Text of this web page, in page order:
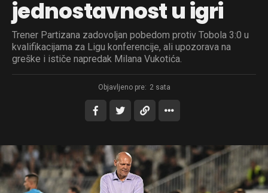
jednostavnost u igri
Trener Partizana zadovoljan pobedom protiv Tobola 3:0 u
kvalifikacijama za Ligu konferencije, ali upozorava na
greške i ističe napredak Milana Vukotića.
Objavljeno pre: 2 sata